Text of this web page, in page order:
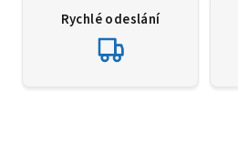
Rychlé odeslání